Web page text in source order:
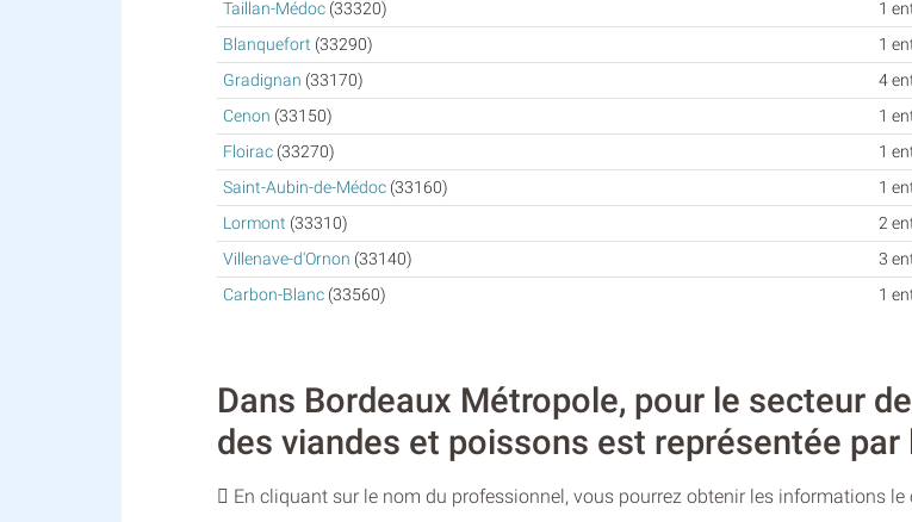
Taillan-Médoc(33320) 1
Blanquefort (33290) 1
Gradignan (33170) 4
Cenon (33150) 1
Floirac(33270) 1
Saint-Aubin-de-Médoc(33160) 1
Lormont (33310) 2
Villenave-d'Ornon (33140) 3
Carbon-Blanc(33560) 1
Dans Bordeaux Métropole, pour le secteur
des viandes et poissons est représentée
En cliquant sur le nom du professionnel, vous pourrez obtenir les informations